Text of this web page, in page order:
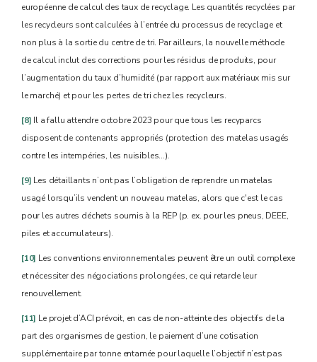
européenne de calcul des taux de recyclage. Les quantités recyclées par
les recycleurs sont calculées à l’entrée du processus de recyclage et
non plus à la sortie du centre de tri. Par ailleurs, la nouvelle méthode
de calcul inclut des corrections pour les résidus de produits, pour
l’augmentation du taux d’humidité (par rapport aux matériaux mis sur
le marché) et pour les pertes de tri chez les recycleurs.
[8] Il a fallu attendre octobre 2023 pour que tous les recyparcs
disposent de contenants appropriés (protection des matelas usagés
contre les intempéries, les nuisibles…).
[9] Les détaillants n’ont pas l’obligation de reprendre un matelas
usagé lorsqu’ils vendent un nouveau matelas, alors que c'est le cas
pour les autres déchets soumis à la REP (p. ex. pour les pneus, DEEE,
piles et accumulateurs).
[10] Les conventions environnementales peuvent être un outil complexe
et nécessiter des négociations prolongées, ce qui retarde leur
renouvellement.
[11] Le projet d’ACI prévoit, en cas de non-atteinte des objectifs de la
part des organismes de gestion, le paiement d’une cotisation
supplémentaire par tonne entamée pour laquelle l’objectif n’est pas